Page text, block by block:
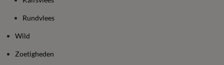
Rundvlees
Wild
Zoetigheden